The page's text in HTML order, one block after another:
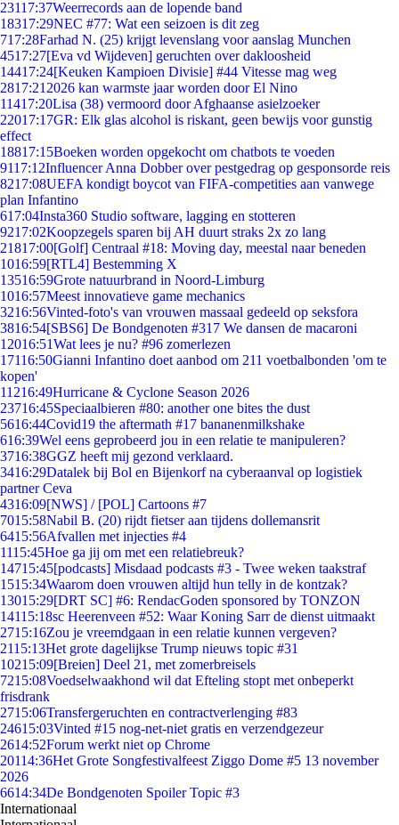
23117:37Weerrecords aan de lopende band
18317:29NEC #77: Wat een seizoen is dit zeg
717:28Farhad N. (25) krijgt levenslang voor aanslag Munchen
4517:27[Eva vd Wijdeven] geruchten over dakloosheid
14417:24[Keuken Kampioen Divisie] #44 Vitesse mag weg
2817:21 2026 kan warmste jaar worden door El Nino
11417:20Lisa (38) vermoord door Afghaanse asielzoeker
22017:17GR: Elk glas alcohol is riskant, geen bewijs voor gunstig
effect
18817:15Boeken worden opgekocht om chatbots te voeden
9117:12Influencer Anna Dobber over pestgedrag op gesponsorde reis
8217:08UEFA kondigt boycot van FIFA-competities aan vanwege
plan Infantino
617:04Insta360 Studio software, lagging en stotteren
9217:02Koopzegels sparen bij AH duurt straks 2x zo lang
21817:00[Golf] Centraal #18: Moving day, meestal naar beneden
1016:59[RTL4] Bestemming X
13516:59Grote natuurbrand in Noord-Limburg
1016:57Meest innovatieve game mechanics
3216:56Vinted-foto's van vrouwen massaal gedeeld op seksfora
3816:54[SBS6] De Bondgenoten #317 We dansen de macaroni
12016:51Wat lees je nu? #96 zomerlezen
17116:50Gianni Infantino doet aanbod om 211 voetbalbonden 'om te
kopen'
11216:49Hurricane & Cyclone Season 2026
23716:45Speciaalbieren #80: another one bites the dust
5616:44Covid19 the aftermath #17 bananenmilkshake
616:39Wel eens geprobeerd jou in een relatie te manipuleren?
3716:38GGZ heeft mij gezond verklaard.
3416:29Datalek bij Bol en Bijenkorf na cyberaanval op logistiek
partner Ceva
4316:09[NWS] / [POL] Cartoons #7
7015:58Nabil B. (20) rijdt fietser aan tijdens dollemansrit
6415:56Afvallen met injecties #4
1115:45Hoe ga jij om met een relatiebreuk?
14715:45[podcasts] Misdaad podcasts #3 - Twee weken taakstraf
1515:34Waarom doen vrouwen altijd hun telly in de kontzak?
13015:29[DRT SC] #6: RendacGoden sponsored by TONZON
14115:18sc Heerenveen #52: Waar Koning Sarr de dienst uitmaakt
2715:16Zou je vreemdgaan in een relatie kunnen vergeven?
2115:13Het grote dagelijkse Trump nieuws topic #31
10215:09[Breien] Deel 21, met zomerbreisels
7215:08Voedselwaakhond wil dat Efteling stopt met onbeperkt
frisdrank
2715:06Transfergeruchten en contractverlenging #83
24615:03Vinted #15 nog-net-niet gratis en verzendgezeur
2614:52Forum werkt niet op Chrome
20114:36Het Grote Songfestivalfeest Ziggo Dome #5 13 november
2026
6614:34De Bondgenoten Spoiler Topic #3
Internationaal